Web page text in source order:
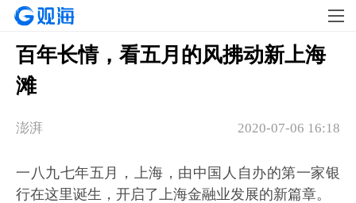
百年长情，看五月的风拂动新上海
滩
2020-07-06 16:18
澎湃
一八九七年五月，上海，由中国人自办的第一家银
行在这里诞生，开启了上海金融业发展的新篇章。